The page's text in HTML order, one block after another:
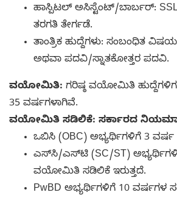
ಹಾಸ್ಪಿಟಲ್ ಅಸಿಸ್ಟೆಂಟ್/ಬಾರ್ಬರ್:
ತರಗತಿ ತೇರ್ಗಡೆ.
ತಾಂತ್ರಿಕ ಹುದ್ದೆಗಳು: ಸಂಬಂಧಿತ
ಅಥವಾ ಪದವಿ/ಸ್ನಾತಕೋತ್ತರ ಪದವಿ.
ವಯೋಮಿತಿ: ಗರಿಷ್ಠ ವಯೋಮಿತಿ
35 ವರ್ಷಗಳಾಗಿವೆ.
ವಯೋಮಿತಿ ಸಡಿಲಿಕೆ: ಸರ್ಕಾರದ
ಒಬಿಸಿ (OBC) ಅಭ್ಯರ್ಥಿಗಳಿಗೆ 3 ವರ್ಷ
ಎಸ್‌ಸಿ/ಎಸ್‌ಟಿ (SC/ST)
ವಯೋಮಿತಿ ಸಡಿಲಿಕೆ ಇರುತ್ತದೆ.
PwBD ಅಭ್ಯರ್ಥಿಗಳಿಗೆ 10 ವರ್ಷಗಳ